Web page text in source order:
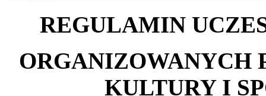
REGULAMIN
ORGANIZOWANYCH
KULTURY I